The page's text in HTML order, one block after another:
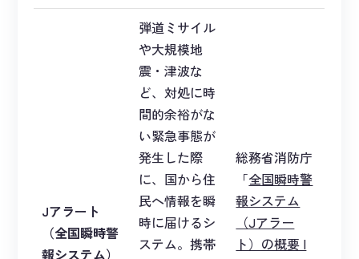
Jアラート
（全国瞬時警
報システム）
弾道ミサイル
や大規模地
震・津波な
ど、対処に時
間的余裕がな
い緊急事態が
発生した際
に、国から住
民へ情報を瞬
時に届けるシ
ステム。携帯
総務省消防庁
「全国瞬時警
報システム
（Jアラー
ト）の概要 |